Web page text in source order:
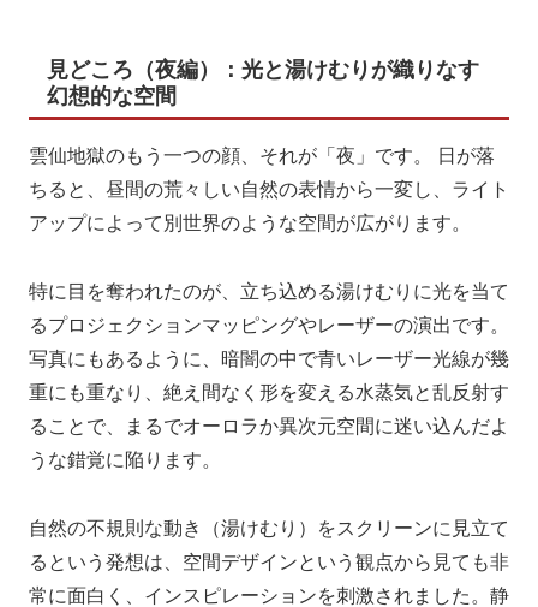
見どころ（夜編）：光と湯けむりが織りなす
幻想的な空間
雲仙地獄のもう一つの顔、それが「夜」です。 日が落
ちると、昼間の荒々しい自然の表情から一変し、ライト
アップによって別世界のような空間が広がります。
特に目を奪われたのが、立ち込める湯けむりに光を当て
るプロジェクションマッピングやレーザーの演出です。
写真にもあるように、暗闇の中で青いレーザー光線が幾
重にも重なり、絶え間なく形を変える水蒸気と乱反射す
ることで、まるでオーロラか異次元空間に迷い込んだよ
うな錯覚に陥ります。
自然の不規則な動き（湯けむり）をスクリーンに見立て
るという発想は、空間デザインという観点から見ても非
常に面白く、インスピレーションを刺激されました。静